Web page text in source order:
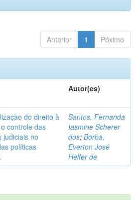
Anterior 1 Póximo
Autor(es)
do direito à
controle das
judiciais no
políticas
Santos, Fernanda
Iasmine Scherer
dos; Borba,
Everton José
Helfer de